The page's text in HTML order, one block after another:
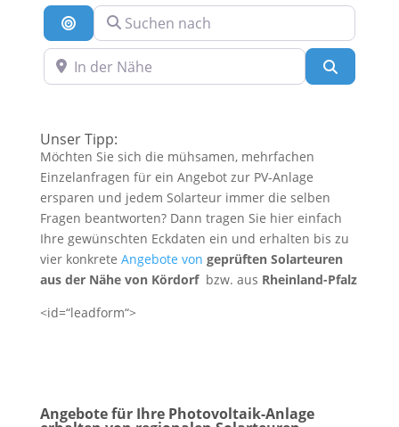
Suche nach Entfernung
Suchen nach
In der Nähe
Unser Tipp:
Möchten Sie sich die mühsamen, mehrfachen
Einzelanfragen für ein Angebot zur PV-Anlage
ersparen und jedem Solarteur immer die selben
Fragen beantworten? Dann tragen Sie hier einfach
Ihre gewünschten Eckdaten ein und erhalten bis zu
vier konkrete Angebote von geprüften Solarteuren
aus der Nähe von Kördorf bzw. aus Rheinland-Pfalz
<id=“leadform“>
Angebote für Ihre Photovoltaik-Anlage